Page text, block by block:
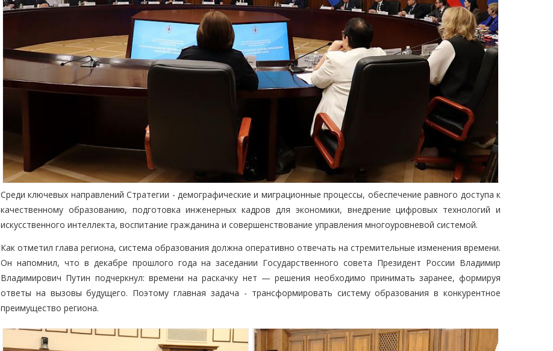
Среди ключевых направлений Стратегии - демографические и миграционные процессы, обеспечение равного доступа к
качественному образованию, подготовка инженерных кадров для экономики, внедрение цифровых технологий и
искусственного интеллекта, воспитание гражданина и совершенствование управления многоуровневой системой.
Как отметил глава региона, система образования должна оперативно отвечать на стремительные изменения времени.
Он напомнил, что в декабре прошлого года на заседании Государственного совета Президент России Владимир
Владимирович Путин подчеркнул: времени на раскачку нет — решения необходимо принимать заранее, формируя
ответы на вызовы будущего. Поэтому главная задача - трансформировать систему образования в конкурентное
преимущество региона.